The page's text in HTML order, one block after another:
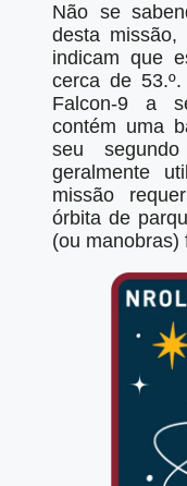
Não se
desta missão,
indicam que
cerca de
Falcon-9 a
contém uma
seu
geralmente
missão
órbita de
(ou manobras)